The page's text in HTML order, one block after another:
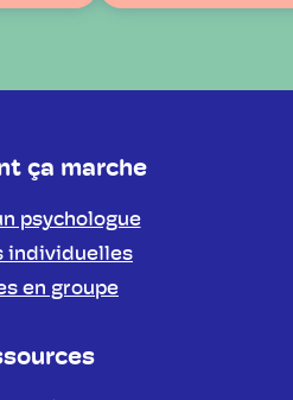
ça marche
psychologue
individuelles
en groupe